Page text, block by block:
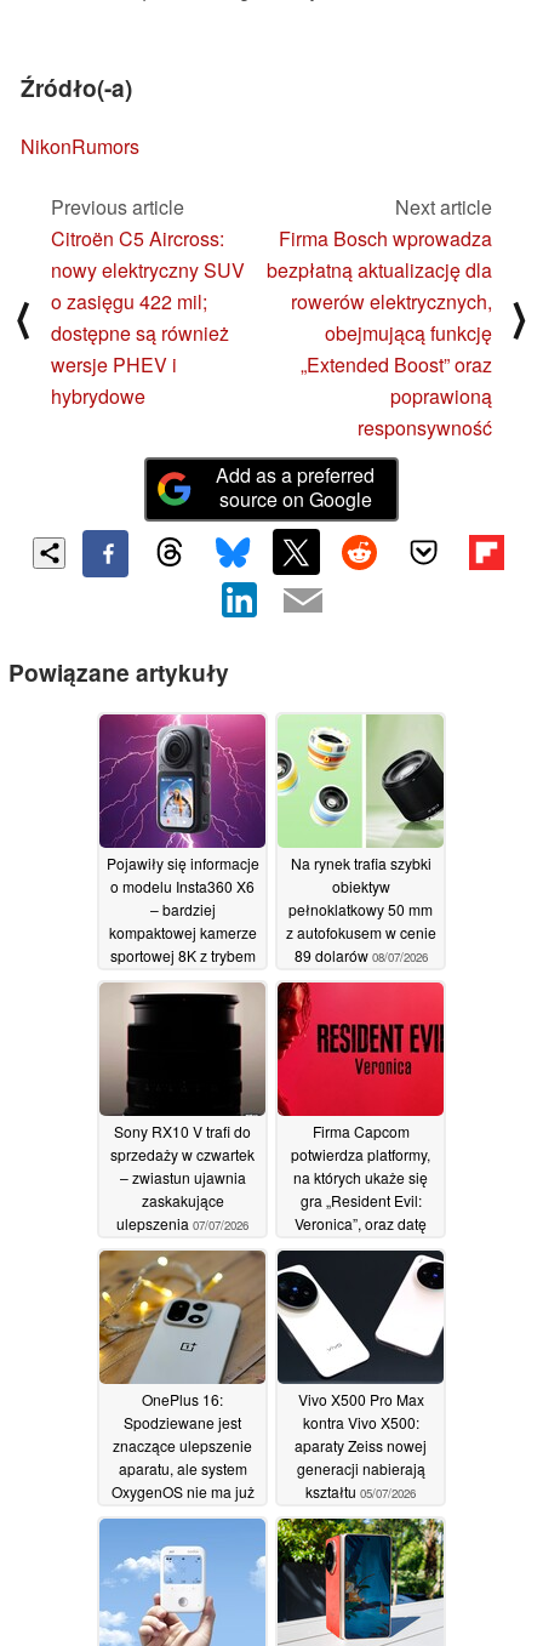
Źródło(-a)
NikonRumors
⟨
Previous article
Citroën C5 Aircross:
nowy elektryczny SUV
o zasięgu 422 mil;
dostępne są również
wersje PHEV i
hybrydowe
Next article
Firma Bosch wprowadza
bezpłatną aktualizację dla
rowerów elektrycznych,
obejmującą funkcję
„Extended Boost” oraz
poprawioną
responsywność
⟩
Add as a preferred
source on Google
Powiązane artykuły
Pojawiły się informacje
o modelu Insta360 X6
– bardziej
kompaktowej kamerze
sportowej 8K z trybem
360 stopni, dostępnej
w wyższej cenie
Na rynek trafia szybki
obiektyw
pełnoklatkowy 50 mm
z autofokusem w cenie
89 dolarów 08/07/2026
Sony RX10 V trafi do
sprzedaży w czwartek
– zwiastun ujawnia
zaskakujące
ulepszenia 07/07/2026
Firma Capcom
potwierdza platformy,
na których ukaże się
gra „Resident Evil:
Veronica”, oraz datę
premiery w 2027 roku
OnePlus 16:
Spodziewane jest
znaczące ulepszenie
aparatu, ale system
OxygenOS nie ma już
szans na sukces
Vivo X500 Pro Max
kontra Vivo X500:
aparaty Zeiss nowej
generacji nabierają
kształtu 05/07/2026